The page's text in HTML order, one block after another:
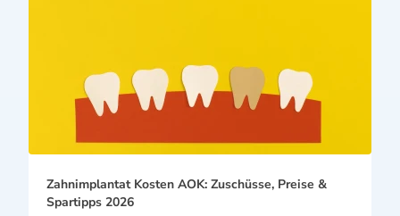
Zahnimplantat Kosten AOK: Zuschüsse, Preise &
Spartipps 2026